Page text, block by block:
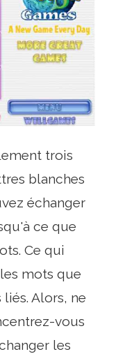
trois
blanches
échanger
ce que
Ce qui
mots que
Alors, ne
vous
les